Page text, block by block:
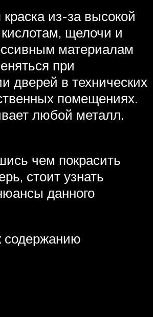
из-за высокой
кислотам, щелочи и
материалам
при
дверей в технических
помещениях.
любой металл.
чем покрасить
стоит узнать
данного
содержанию